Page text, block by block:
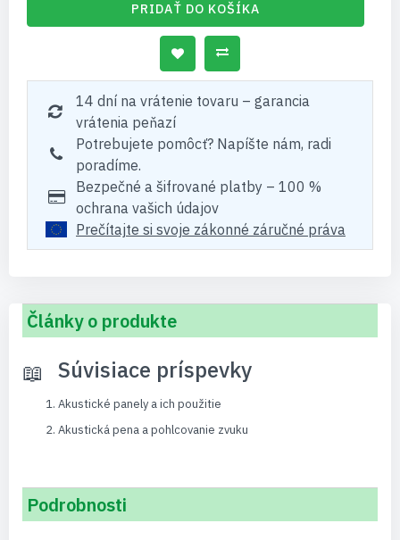
PRIDAŤ DO KOŠÍKA
14 dní na vrátenie tovaru – garancia
vrátenia peňazí
Potrebujete pomôcť? Napíšte nám, radi
poradíme.
Bezpečné a šifrované platby – 100 %
ochrana vašich údajov
Prečítajte si svoje zákonné záručné práva
Články o produkte
Súvisiace príspevky
Akustické panely a ich použitie
Akustická pena a pohlcovanie zvuku
Podrobnosti